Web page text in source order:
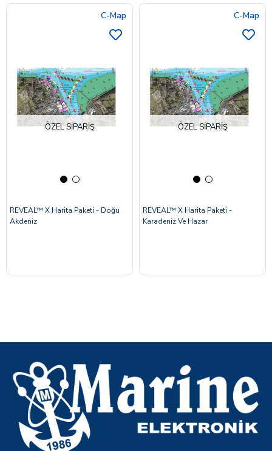
ÖZEL SIPARIŞ
C-Map
REVEAL™ X Harita Paketi - Doğu
Akdeniz
ÖZEL SIPARIŞ
C-Map
REVEAL™ X Harita Paketi -
Karadeniz Ve Hazar